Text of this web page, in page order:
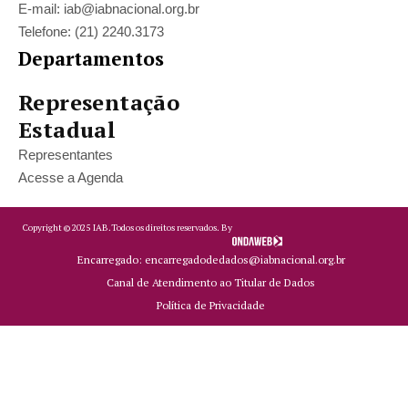
E-mail: iab@iabnacional.org.br
Telefone: (21) 2240.3173
Departamentos
Representação
Estadual
Representantes
Acesse a Agenda
Copyright ©2025 IAB.Todos os direitos reservados. By
Encarregado: encarregadodedados@iabnacional.org.br
Canal de Atendimento ao Titular de Dados
Política de Privacidade